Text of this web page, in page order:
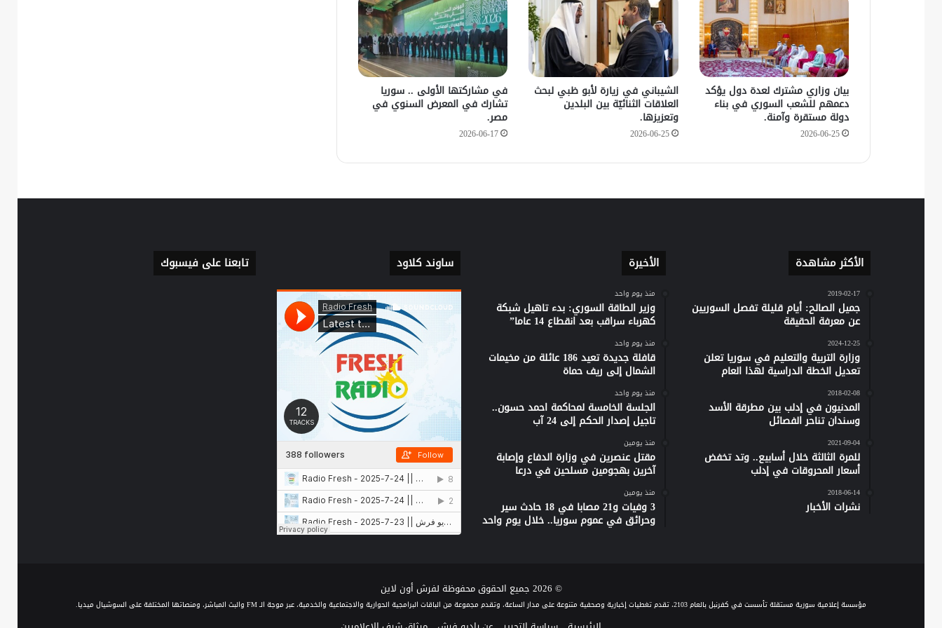
يكشف سبب انفجار مركبة على طريق
دمشق
في زيارته الأولى .. الرئيس الفرنسي
يصل إلى سوريا.
بيان وزاري مشترك لعدة دول يؤكد
دعمهم للشعب السوري في بناء
دولة مستقرة وآمنة.
2026-06-25
الشيباني في زيارة لأبو ظبي لبحث
العلاقات الثنائيّة بين البلدين
وتعزيزها.
2026-06-25
في مشاركتها الأولى .. سوريا
تشارك في المعرض السنوي في
مصر.
2026-06-17
الأكثر مشاهدة
2019-02-17
جميل الصالح: أيام قليلة تفصل السوريين
عن معرفة الحقيقة
2024-12-25
وزارة التربية والتعليم في سوريا تعلن
تعديل الخطة الدراسية لهذا العام
2018-02-08
المدنيون في إدلب بين مطرقة الأسد
وسندان تناحر الفصائل
2021-09-04
للمرة الثالثة خلال أسابيع.. وتد تخفض
أسعار المحروقات في إدلب
2018-06-14
نشرات الأخبار
الأخيرة
منذ يوم واحد
وزير الطاقة السوري: بدء تاهيل شبكة
كهرباء سراقب بعد انقطاع 14 عاما”
منذ يوم واحد
قافلة جديدة تعيد 186 عائلة من مخيمات
الشمال إلى ريف حماة
منذ يوم واحد
الجلسة الخامسة لمحاكمة احمد حسون..
تاجيل إصدار الحكم إلى 24 آب
منذ يومين
مقتل عنصرين في وزارة الدفاع وإصابة
آخرين بهجومين مسلحين في درعا
منذ يومين
3 وفيات و21 مصابا في 18 حادث سير
وحرائق في عموم سوريا.. خلال يوم واحد
ساوند كلاود تابعنا على فيسبوك
© 2026 جميع الحقوق محفوظة لفرش أون لاين
مؤسسة إعلامية سورية مستقلة تأسست في كفرنبل بالعام 2103، تقدم تغطيات إخبارية وصحفية متنوعة على مدار الساعة، وتقدم مجموعة من الباقات البرامجية الحوارية والاجتماعية والخدمية، عبر موجة الـ FM والبث المباشر، ومنصاتها المختلفة على السوشيال ميديا.